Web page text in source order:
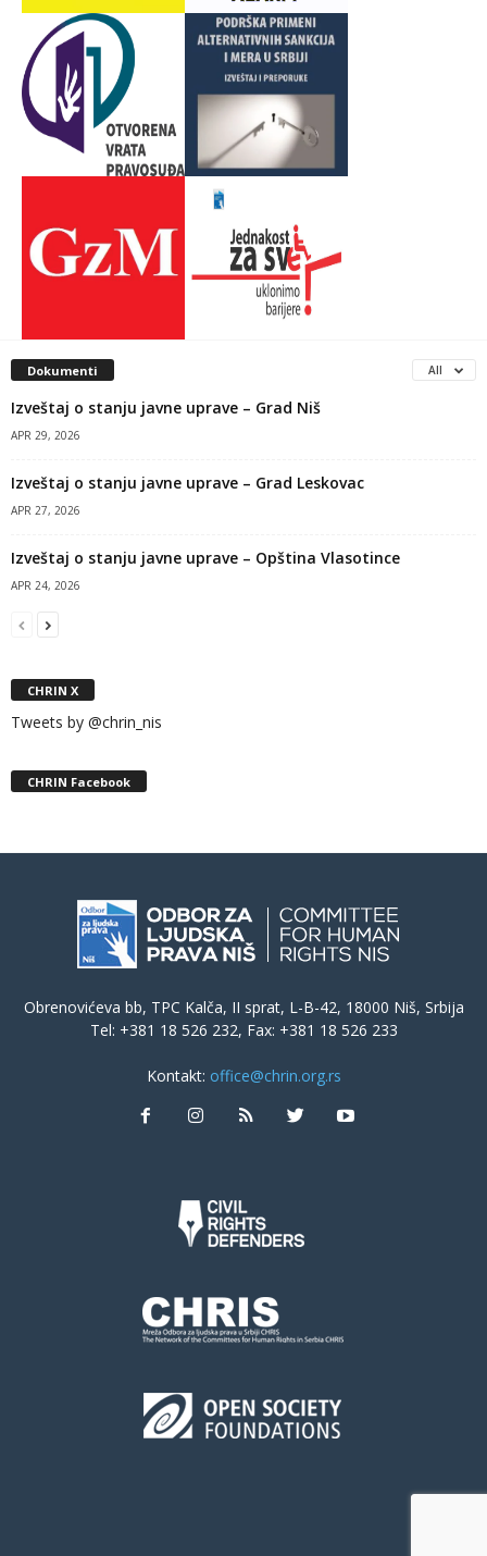
Dokumenti All
Izveštaj o stanju javne uprave – Grad Niš
APR 29, 2026
Izveštaj o stanju javne uprave – Grad Leskovac
APR 27, 2026
Izveštaj o stanju javne uprave – Opština Vlasotince
APR 24, 2026
CHRIN X
Tweets by @chrin_nis
CHRIN Facebook
Obrenovićeva bb, TPC Kalča, II sprat, L-B-42, 18000 Niš, Srbija
Tel: +381 18 526 232, Fax: +381 18 526 233
Kontakt: office@chrin.org.rs